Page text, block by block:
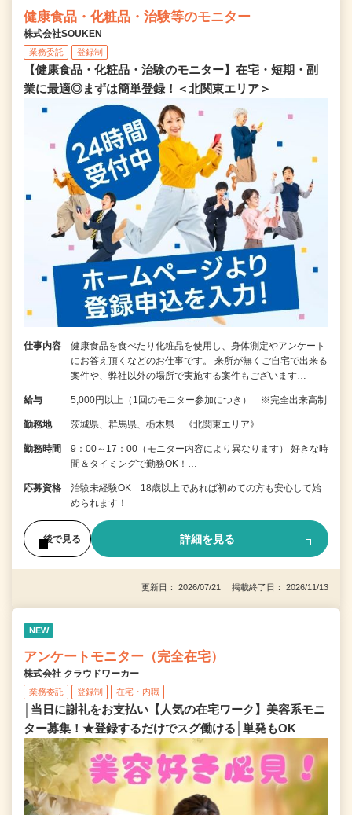
健康食品・化粧品・治験等のモニター
株式会社SOUKEN
業務委託 登録制
【健康食品・化粧品・治験のモニター】在宅・短期・副
業に最適◎まずは簡単登録！＜北関東エリア＞
仕事内容
健康食品を食べたり化粧品を使用し、身体測定やアンケート
にお答え頂くなどのお仕事です。 来所が無くご自宅で出来る
案件や、弊社以外の場所で実施する案件もございます…
給与 5,000円以上（1回のモニター参加につき） ※完全出来高制
勤務地 茨城県、群馬県、栃木県 《北関東エリア》
勤務時間
9：00～17：00（モニター内容により異なります） 好きな時
間＆タイミングで勤務OK！…
応募資格
治験未経験OK 18歳以上であれば初めての方も安心して始
められます！
後で見る 詳細を見る
更新日： 2026/07/21 掲載終了日： 2026/11/13
NEW
アンケートモニター（完全在宅）
株式会社 クラウドワーカー
業務委託 登録制 在宅・内職
│当日に謝礼をお支払い【人気の在宅ワーク】美容系モニ
ター募集！★登録するだけでスグ働ける│単発もOK